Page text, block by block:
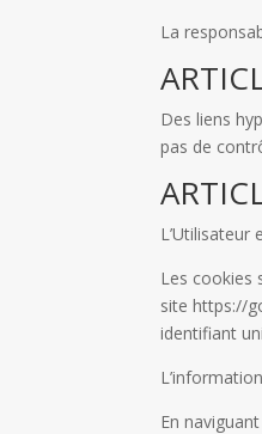
La
Des liens
pas de
Les cookies
site https://
identifiant
En